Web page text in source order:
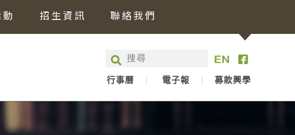
招生資訊 聯絡我們
行事曆 電子報 募款興學